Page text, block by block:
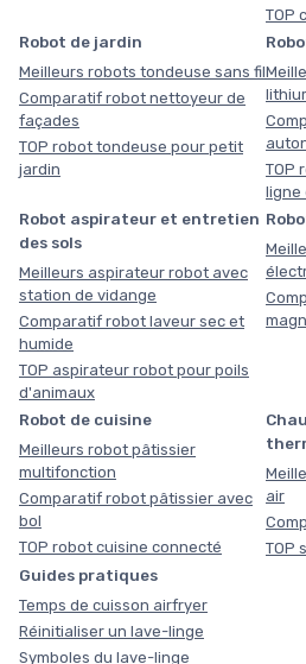
TOP
Robot de jardin
Meilleurs robots tondeuse sans fil
Comparatif robot nettoyeur de
façades
TOP robot tondeuse pour petit
jardin
TOP
ligne
Robot aspirateur et entretien
des sols
Meilleurs aspirateur robot avec
station de vidange
Comparatif robot laveur sec et
humide
TOP aspirateur robot pour poils
d'animaux
Robot de cuisine
Meilleurs robot pâtissier
multifonction
Comparatif robot pâtissier avec
bol
TOP robot cuisine connecté
air
TOP
Guides pratiques
Temps de cuisson airfryer
Réinitialiser un lave-linge
Symboles du lave-linge